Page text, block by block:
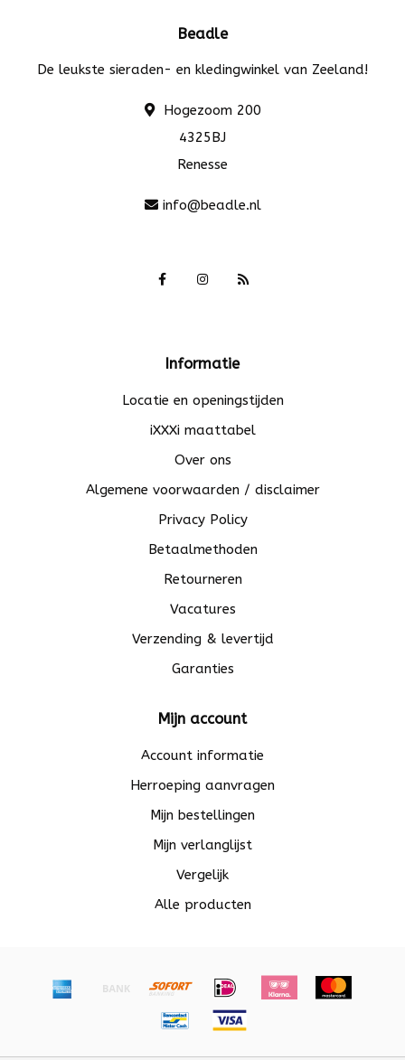
Beadle
De leukste sieraden- en kledingwinkel van Zeeland!
Hogezoom 200
4325BJ
Renesse
info@beadle.nl
Informatie
Locatie en openingstijden
iXXXi maattabel
Over ons
Algemene voorwaarden / disclaimer
Privacy Policy
Betaalmethoden
Retourneren
Vacatures
Verzending & levertijd
Garanties
Mijn account
Account informatie
Herroeping aanvragen
Mijn bestellingen
Mijn verlanglijst
Vergelijk
Alle producten